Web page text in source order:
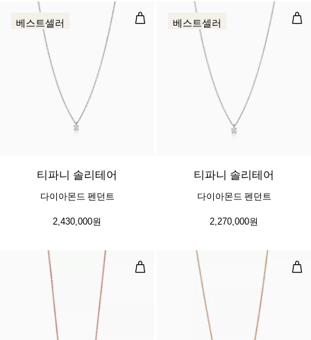
다이아몬드 펜던트
베스트셀러
티파니 솔리테어
다이아몬드 펜던트
2,430,000원
다
베스트셀러
티파니 솔리테어
다이아몬드 펜던트
2,270,000원
스몰 펜던트, 로즈 골드 및 플래티늄
스